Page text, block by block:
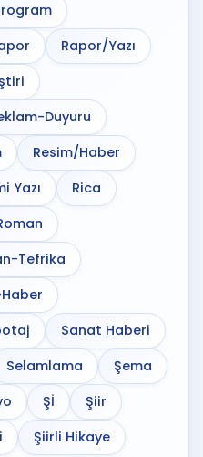
Rapor/Yazı
Duyuru
Resim/Haber
Yazı
Rica
Tefrika
Sanat Haberi
Selamlama
Şema
Şİ
Şiir
Şiirli Hikaye